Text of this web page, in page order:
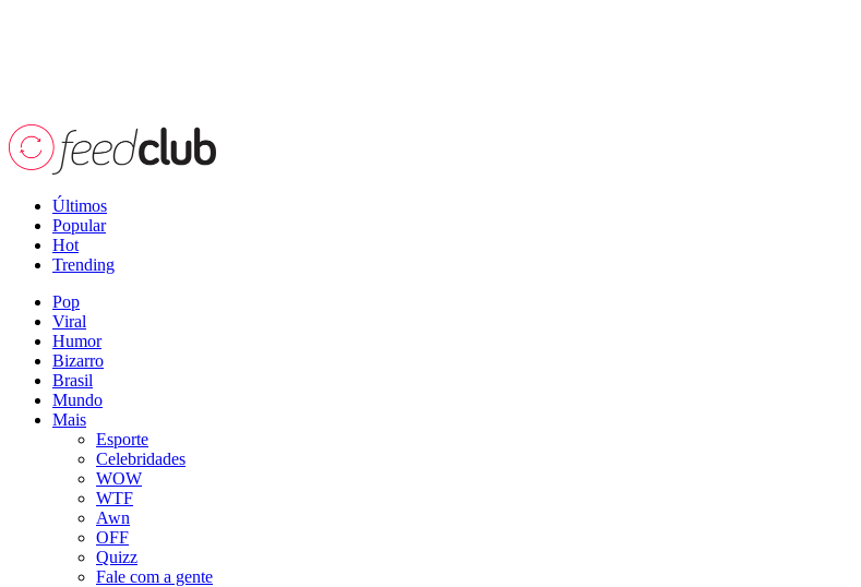
Últimos
Popular
Hot
Trending
Pop
Viral
Humor
Bizarro
Brasil
Mundo
Mais
Esporte
Celebridades
WOW
WTF
Awn
OFF
Quizz
Fale com a gente